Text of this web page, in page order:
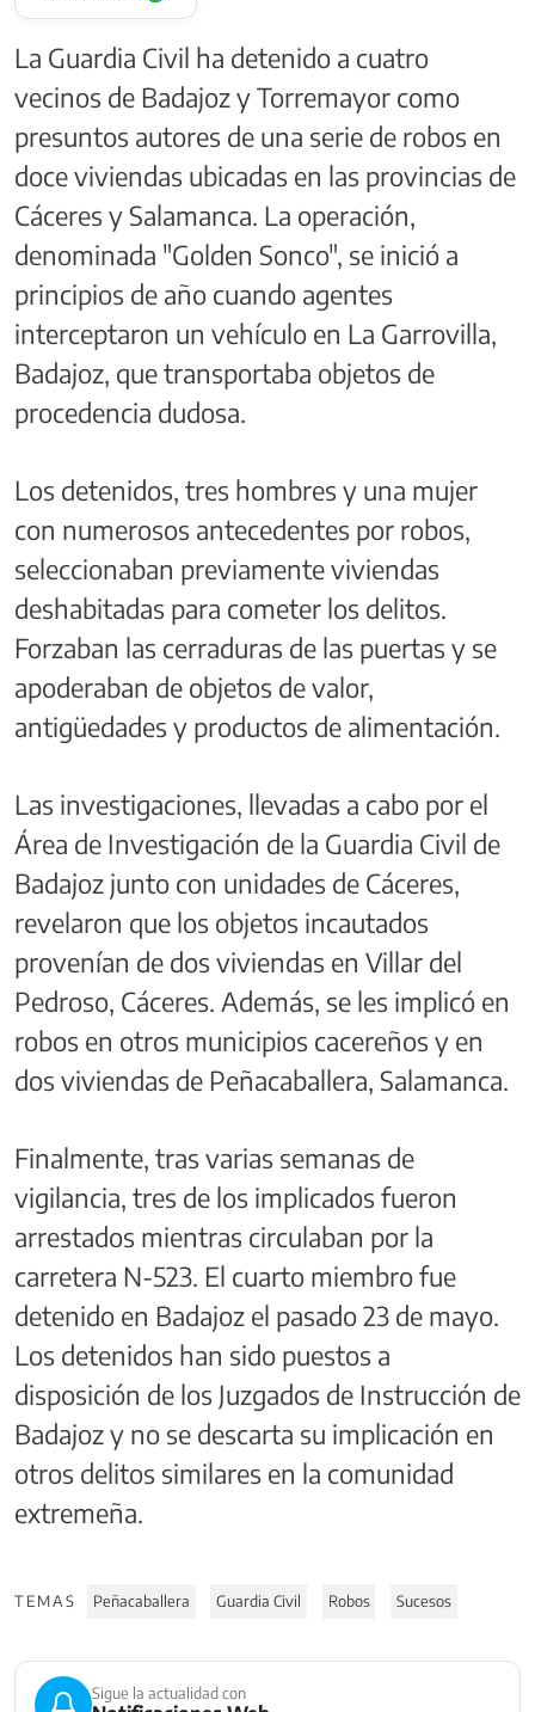
La Guardia Civil ha detenido a cuatro
vecinos de Badajoz y Torremayor como
presuntos autores de una serie de robos en
doce viviendas ubicadas en las provincias de
Cáceres y Salamanca. La operación,
denominada "Golden Sonco", se inició a
principios de año cuando agentes
interceptaron un vehículo en La Garrovilla,
Badajoz, que transportaba objetos de
procedencia dudosa.
Los detenidos, tres hombres y una mujer
con numerosos antecedentes por robos,
seleccionaban previamente viviendas
deshabitadas para cometer los delitos.
Forzaban las cerraduras de las puertas y se
apoderaban de objetos de valor,
antigüedades y productos de alimentación.
Las investigaciones, llevadas a cabo por el
Área de Investigación de la Guardia Civil de
Badajoz junto con unidades de Cáceres,
revelaron que los objetos incautados
provenían de dos viviendas en Villar del
Pedroso, Cáceres. Además, se les implicó en
robos en otros municipios cacereños y en
dos viviendas de Peñacaballera, Salamanca.
Finalmente, tras varias semanas de
vigilancia, tres de los implicados fueron
arrestados mientras circulaban por la
carretera N-523. El cuarto miembro fue
detenido en Badajoz el pasado 23 de mayo.
Los detenidos han sido puestos a
disposición de los Juzgados de Instrucción de
Badajoz y no se descarta su implicación en
otros delitos similares en la comunidad
extremeña.
TEMAS Peñacaballera Guardia Civil Robos Sucesos
Sigue la actualidad con